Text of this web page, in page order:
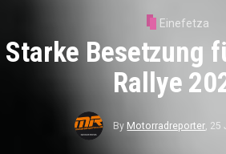
Einefetza
Starke Besetzung
Rallye
By Motorradreporter 25